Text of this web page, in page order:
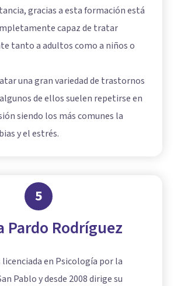
gracias a esta formación está
capaz de tratar
tanto a adultos como a niños o
una gran variedad de trastornos
de ellos suelen repetirse en
siendo los más comunes la
y el estrés.
5
Pardo Rodríguez
licenciada en Psicología por la
Pablo y desde 2008 dirige su